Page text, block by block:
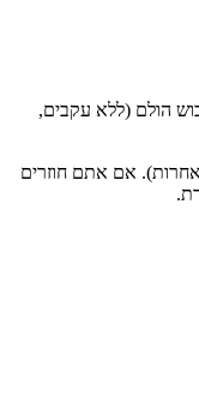
הולם (ללא עקבים,
אחרות). אם אתם חוזרים